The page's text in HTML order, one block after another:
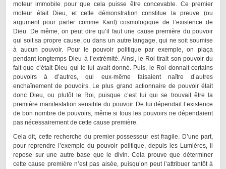
moteur immobile pour que cela puisse être concevable. Ce premier
moteur était Dieu, et cette démonstration constitue la preuve (ou
argument pour parler comme Kant) cosmologique de l’existence de
Dieu. De même, on peut dire qu’il faut une cause première du pouvoir
qui soit sa propre cause, ou dans un autre langage, qui ne soit soumise
à aucun pouvoir. Pour le pouvoir politique par exemple, on plaça
pendant longtemps Dieu à l’extrémité. Ainsi, le Roi tirait son pouvoir du
fait que c’était Dieu qui le lui avait donné. Puis, le Roi donnait certains
pouvoirs à d’autres, qui eux-même faisaient naître d’autres
enchaînement de pouvoirs. Le plus grand actionnaire de pouvoir était
donc Dieu, ou plutôt le Roi, puisque c’est lui qui se trouvait être la
première manifestation sensible du pouvoir. De lui dépendait l’existence
de bon nombre de pouvoirs, même si tous les pouvoirs ne dépendaient
pas nécessairement de cette cause première.
Cela dit, cette recherche du premier possesseur est fragile. D’une part,
pour reprendre l’exemple du pouvoir politique, depuis les Lumières, il
repose sur une autre base que le divin. Cela prouve que déterminer
cette cause première n’est pas aisée, puisqu’on peut l’attribuer tantôt à